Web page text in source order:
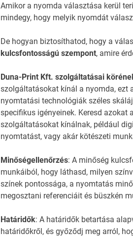
Amikor a nyomda választása kerül
mindegy, hogy melyik nyomdát
De hogyan biztosíthatod, hogy a
kulcsfontosságú szempont, amire
Duna-Print Kft. szolgáltatásai
szolgáltatásokat kínál a nyomda, ezt
nyomtatási technológiák széles
specifikus igényeinek. Keresd azokat
szolgáltatásokat kínálnak, például
nyomtatást, vagy akár kötészeti
Minőségellenőrzés: A minőség
munkáiból, hogy láthasd, milyen
színek pontossága, a nyomtatás
megosztani referenciáit és büszkén
Határidők: A határidők betartása
határidőkről, és győződj meg arról,